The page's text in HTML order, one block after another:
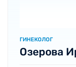
ГИНЕКОЛОГ
Озерова